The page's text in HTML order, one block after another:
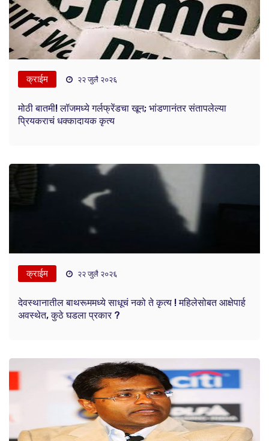
क्राईम २२ जुलै २०२६
मोठी बातमी! लॉजमध्ये गर्लफ्रेंडचा खून; भांडणानंतर संतापलेल्या
प्रियकराचं धक्कादायक कृत्य
क्राईम २२ जुलै २०२६
देवस्थानातील बाथरूममध्ये साधूचं नको ते कृत्य ! महिलेसोबत आक्षेपार्ह
अवस्थेत, कुठे घडला प्रकार ?